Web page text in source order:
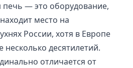
печь — это оборудование,
место на
России, хотя в Европе
несколько десятилетий.
отличается от